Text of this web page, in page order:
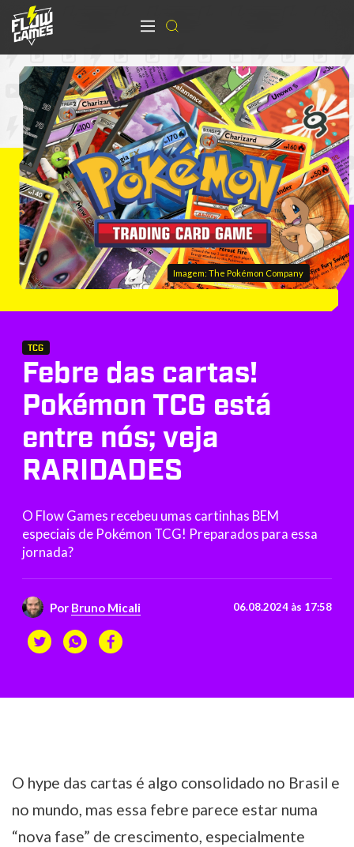
Imagem: The Pokémon Company
TCG
Febre das cartas!
Pokémon TCG está
entre nós; veja
RARIDADES
O Flow Games recebeu umas cartinhas BEM
especiais de Pokémon TCG! Preparados para essa
jornada?
Por Bruno Micali 06.08.2024 às 17:58
O hype das cartas é algo consolidado no Brasil e
no mundo, mas essa febre parece estar numa
“nova fase” de crescimento, especialmente